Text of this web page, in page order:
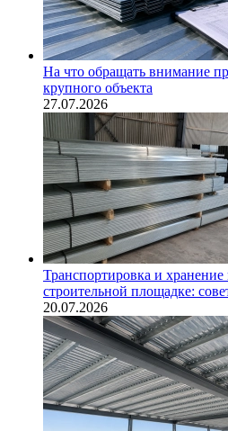
На что обращать внимание
крупного объекта
27.07.2026
Транспортировка и хранение
строительной площадке:
20.07.2026